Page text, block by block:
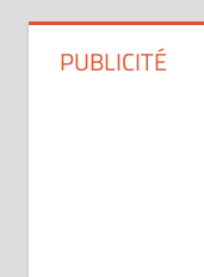
PUBLICITÉ